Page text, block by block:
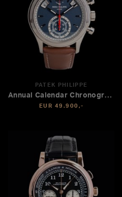
PATEK PHILIPPE
Annual Calendar Chronograph
EUR 49.900,-